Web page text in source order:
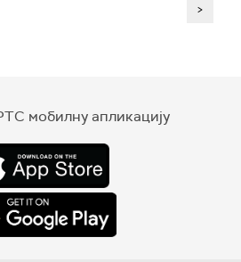
>
мобилну апликацију